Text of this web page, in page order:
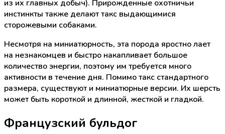
из их главных добыч). Прирожденные охотничьи
инстинкты также делают такс выдающимися
сторожевыми собаками.
Несмотря на миниатюрность, эта порода яростно лает
на незнакомцев и быстро накапливает большое
количество энергии, поэтому им требуется много
активности в течение дня. Помимо такс стандартного
размера, существуют и миниатюрные версии. Их шерсть
может быть короткой и длинной, жесткой и гладкой.
Французский бульдог